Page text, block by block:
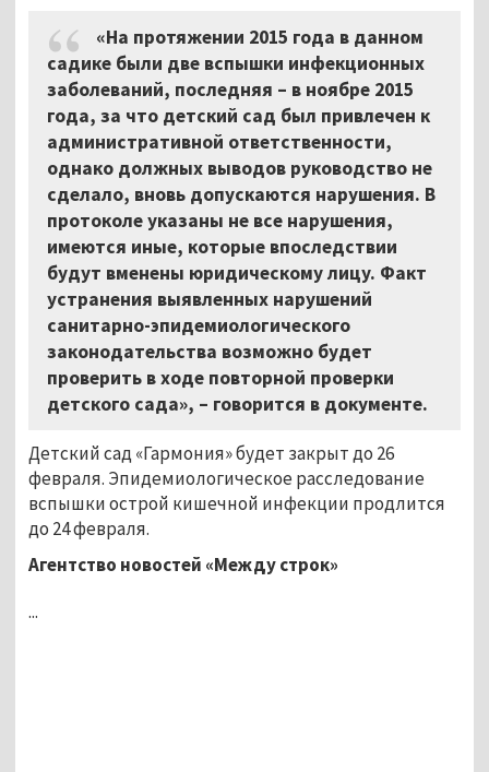
«На протяжении 2015 года в данном
садике были две вспышки инфекционных
заболеваний, последняя – в ноябре 2015
года, за что детский сад был привлечен к
административной ответственности,
однако должных выводов руководство не
сделало, вновь допускаются нарушения. В
протоколе указаны не все нарушения,
имеются иные, которые впоследствии
будут вменены юридическому лицу. Факт
устранения выявленных нарушений
санитарно-эпидемиологического
законодательства возможно будет
проверить в ходе повторной проверки
детского сада», – говорится в документе.
Детский сад «Гармония» будет закрыт до 26
февраля. Эпидемиологическое расследование
вспышки острой кишечной инфекции продлится
до 24 февраля.
Агентство новостей «Между строк»
...